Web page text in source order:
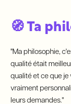
🧭 Ta
"Ma philosophie,
qualité était
qualité et ce que je
vraiment
leurs demandes."